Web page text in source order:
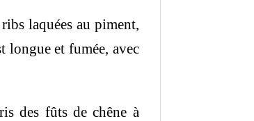
laquées au piment,
longue et fumée, avec
des fûts de chêne à